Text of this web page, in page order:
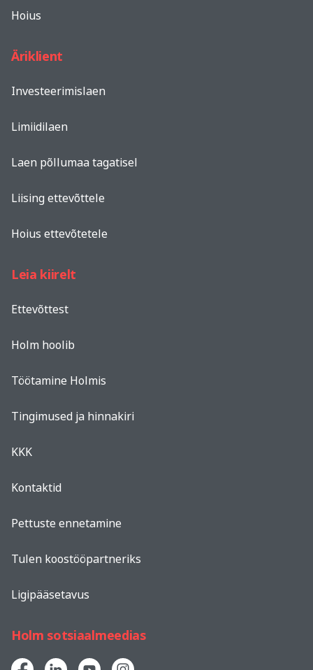
Hoius
Äriklient
Investeerimislaen
Limiidilaen
Laen põllumaa tagatisel
Liising ettevõttele
Hoius ettevõtetele
Leia kiirelt
Ettevõttest
Holm hoolib
Töötamine Holmis
Tingimused ja hinnakiri
KKK
Kontaktid
Pettuste ennetamine
Tulen koostööpartneriks
Ligipääsetavus
Holm sotsiaalmeedias